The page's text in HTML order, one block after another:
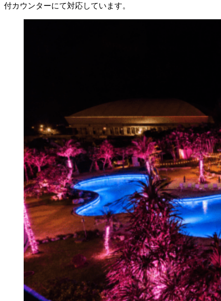
付カウンターにて対応しています。